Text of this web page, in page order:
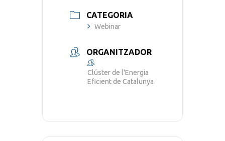
CATEGORIA
Webinar
ORGANITZADOR
Clúster de l'Energia
Eficient de Catalunya